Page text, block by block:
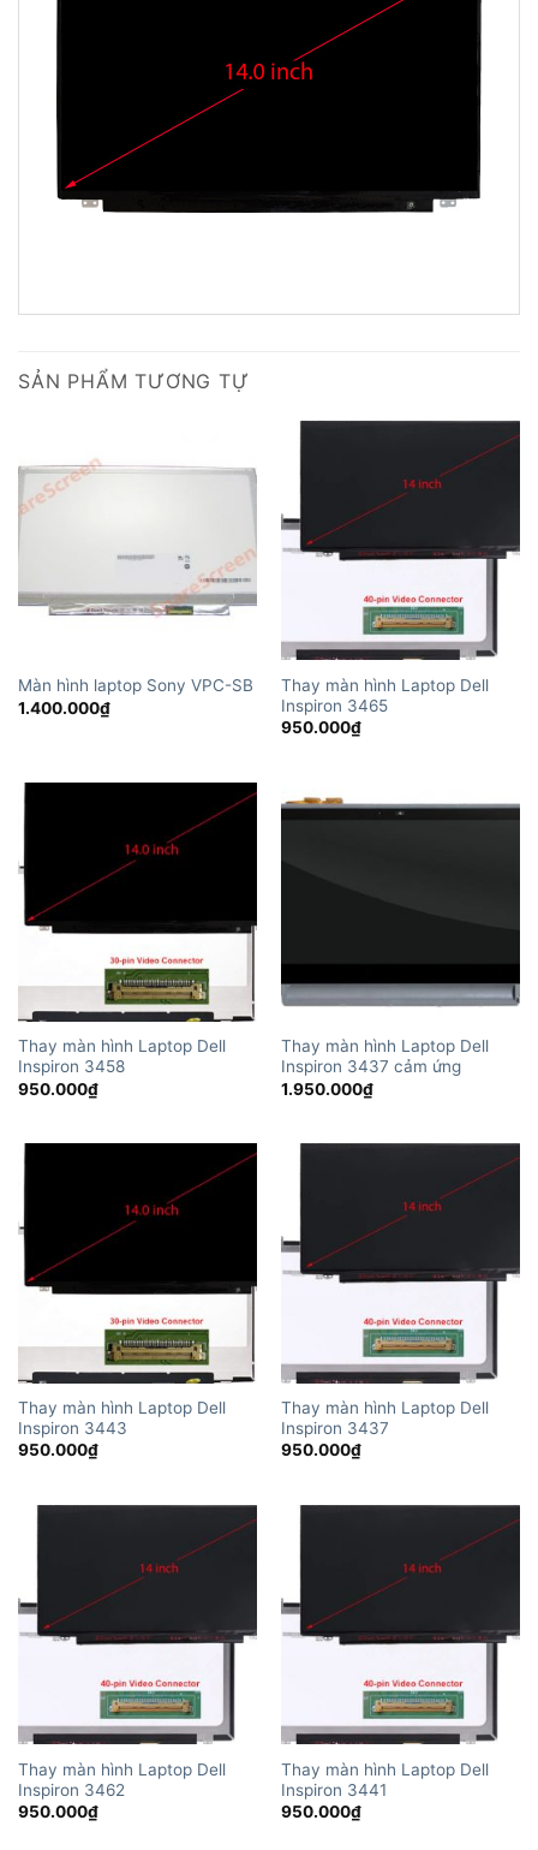
SẢN PHẨM TƯƠNG TỰ
Màn hình laptop Sony VPC-SB
1.400.000₫
Thay màn hình Laptop Dell
Inspiron 3465
950.000₫
Thay màn hình Laptop Dell
Inspiron 3458
950.000₫
Thay màn hình Laptop Dell
Inspiron 3437 cảm ứng
1.950.000₫
Thay màn hình Laptop Dell
Inspiron 3443
950.000₫
Thay màn hình Laptop Dell
Inspiron 3437
950.000₫
Thay màn hình Laptop Dell
Inspiron 3462
950.000₫
Thay màn hình Laptop Dell
Inspiron 3441
950.000₫